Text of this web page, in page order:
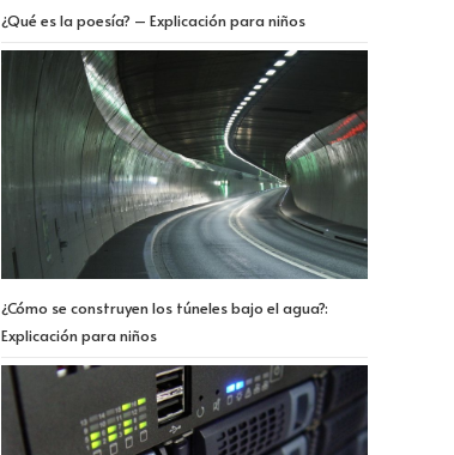
¿Qué es la poesía? – Explicación para niños
¿Cómo se construyen los túneles bajo el agua?:
Explicación para niños